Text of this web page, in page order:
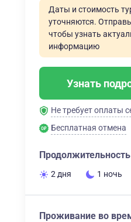
Даты и стоимость
уточняются.
чтобы узнать
информацию
Узнать
Не требует оплаты
Бесплатная отмена
Продолжительность
2 дня 1 ночь
Проживание во